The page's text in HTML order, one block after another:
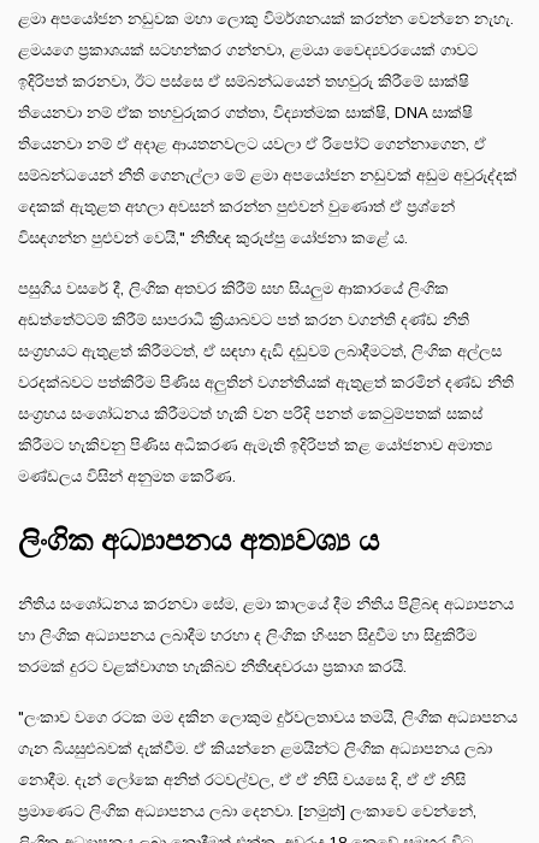
ළමා අපයෝජන නඩුවක මහා ලොකු විමර්ශනයක් කරන්න වෙන්නෙ නැහැ.
ළමයගෙ ප්‍රකාශයක් සටහන්කර ගන්නවා, ළමයා වෛද්‍යවරයෙක් ගාවට
ඉදිරිපත් කරනවා, ඊට පස්සෙ ඒ සම්බන්ධයෙන් තහවුරු කිරීමේ සාක්ෂි
තියෙනවා නම් ඒක තහවුරුකර ගත්තා, විද්‍යාත්මක සාක්ෂි, DNA සාක්ෂි
තියෙනවා නම් ඒ අදාළ ආයතනවලට යවලා ඒ රිපෝට් ගෙන්නාගෙන, ඒ
සම්බන්ධයෙන් නීති ගෙනැල්ලා මේ ළමා අපයෝජන නඩුවක් අඩුම අවුරුද්දක්
දෙකක් ඇතුළත අහලා අවසන් කරන්න පුළුවන් වුණොත් ඒ ප්‍රශ්නේ
විසඳගන්න පුළුවන් වෙයි," නීතීඥ කුරුප්පු යෝජනා කළේ ය.
පසුගිය වසරේ දී, ලිංගික අතවර කිරීම් සහ සියලුම ආකාරයේ ලිංගික
අඩත්තේට්ටම් කිරීම් සාපරාධී ක්‍රියාබවට පත් කරන වගන්ති දණ්ඩ නීති
සංග්‍රහයට ඇතුළත් කිරීමටත්, ඒ සඳහා දැඩි දඬුවම් ලබාදීමටත්, ලිංගික අල්ලස
වරදක්බවට පත්කිරීම පිණිස අලුතින් වගන්තියක් ඇතුළත් කරමින් දණ්ඩ නීති
සංග්‍රහය සංශෝධනය කිරීමටත් හැකි වන පරිදි පනත් කෙටුම්පතක් සකස්
කිරීමට හැකිවනු පිණිස අධිකරණ ඇමැති ඉදිරිපත් කළ යෝජනාව අමාත්‍ය
මණ්ඩලය විසින් අනුමත කෙරිණ.
ලිංගික අධ්‍යාපනය අත්‍යවශ්‍ය ය
නීතිය සංශෝධනය කරනවා සේම, ළමා කාලයේ දීම නීතිය පිළිබඳ අධ්‍යාපනය
හා ලිංගික අධ්‍යාපනය ලබාදීම හරහා ද ලිංගික හිංසන සිදුවීම හා සිදුකිරීම
තරමක් දුරට වළක්වාගත හැකිබව නීතීඥවරයා ප්‍රකාශ කරයි.
"ලංකාව වගෙ රටක මම දකින ලොකුම දුර්වලතාවය තමයි, ලිංගික අධ්‍යාපනය
ගැන බියසුළුබවක් දැක්වීම. ඒ කියන්නෙ ළමයින්ට ලිංගික අධ්‍යාපනය ලබා
නොදීම. දැන් ලෝකෙ අනිත් රටවල්වල, ඒ ඒ නිසි වයසෙ දි, ඒ ඒ නිසි
ප්‍රමාණෙට ලිංගික අධ්‍යාපනය ලබා දෙනවා. [නමුත්] ලංකාවෙ වෙන්නේ,